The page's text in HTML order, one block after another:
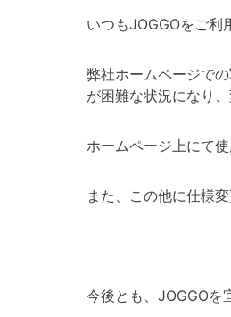
いつもJOGGOをご利
弊社ホームページで
が困難な状況になり
ホームページ上にて
また、この他に仕様
今後とも、 JOGGOを